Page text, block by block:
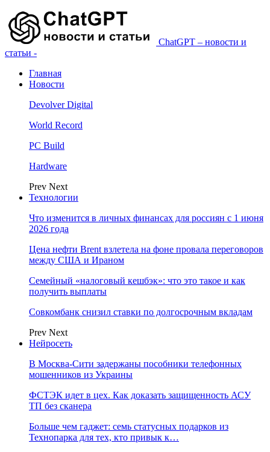
ChatGPT – новости и
статьи -
Главная
Новости
Devolver Digital
World Record
PC Build
Hardware
Prev Next
Технологии
Что изменится в личных финансах для россиян с 1 июня
2026 года
Цена нефти Brent взлетела на фоне провала переговоров
между США и Ираном
Семейный «налоговый кешбэк»: что это такое и как
получить выплаты
Совкомбанк снизил ставки по долгосрочным вкладам
Prev Next
Нейросеть
В Москва-Сити задержаны пособники телефонных
мошенников из Украины
ФСТЭК идет в цех. Как доказать защищенность АСУ
ТП без сканера
Больше чем гаджет: семь статусных подарков из
Технопарка для тех, кто привык к…